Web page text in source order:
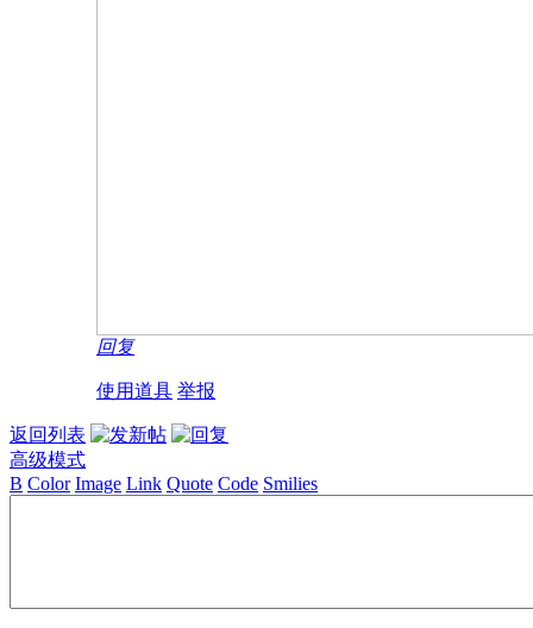
回复
使用道具 举报
返回列表
高级模式
B Color Image Link Quote Code Smilies